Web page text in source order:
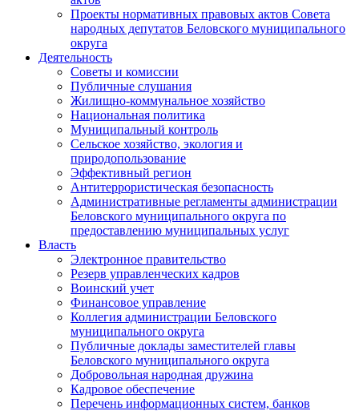
Проекты нормативных правовых актов Совета
народных депутатов Беловского муниципального
округа
Деятельность
Советы и комиссии
Публичные слушания
Жилищно-коммунальное хозяйство
Национальная политика
Муниципальный контроль
Сельское хозяйство, экология и
природопользование
Эффективный регион
Антитеррористическая безопасность
Административные регламенты администрации
Беловского муниципального округа по
предоставлению муниципальных услуг
Власть
Электронное правительство
Резерв управленческих кадров
Воинский учет
Финансовое управление
Коллегия администрации Беловского
муниципального округа
Публичные доклады заместителей главы
Беловского муниципального округа
Добровольная народная дружина
Кадровое обеспечение
Перечень информационных систем, банков